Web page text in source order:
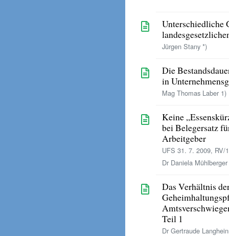
Unterschiedliche
Jürgen Stany *)
Die
in
Mag Thomas Laber 1)
Keine
bei Belegersatz
Arbeitgeber
UFS 31. 7. 2009, RV/
Dr Daniela
Das Verhältnis
Teil 1
Dr Gertraude